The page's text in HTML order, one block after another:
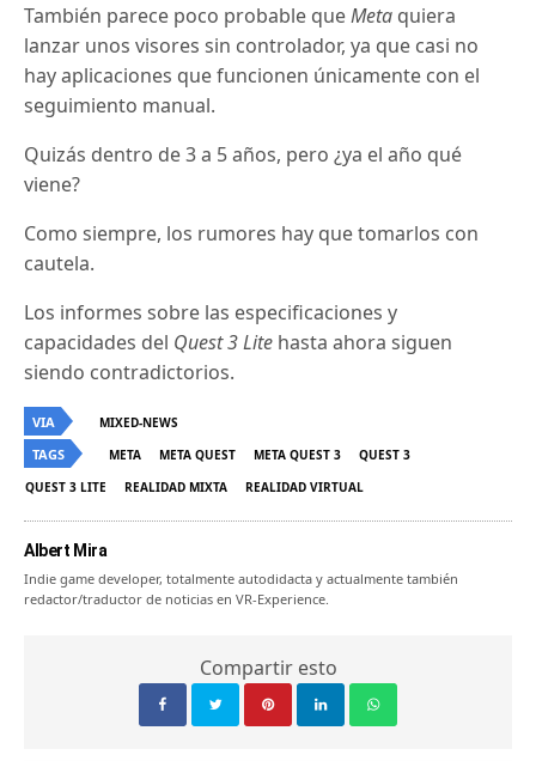
También parece poco probable queMeta quiera
lanzar unos visores sin controlador, ya que casi no
hay aplicaciones que funcionen únicamente con el
seguimiento manual.
Quizás dentro de 3 a 5 años, pero ¿ya el año qué
viene?
Como siempre, los rumores hay que tomarlos con
cautela.
Los informes sobre las especificaciones y
capacidades del Quest3 Lite hasta ahora siguen
siendo contradictorios.
VIA MIXED-NEWS
TAGS META META QUEST META QUEST 3
QUEST 3
QUEST 3 LITE
REALIDAD MIXTA REALIDAD VIRTUAL
Albert Mira
Indie game developer, totalmente autodidacta y actualmente también
redactor/traductor de noticias en VR-Experience.
Compartir esto